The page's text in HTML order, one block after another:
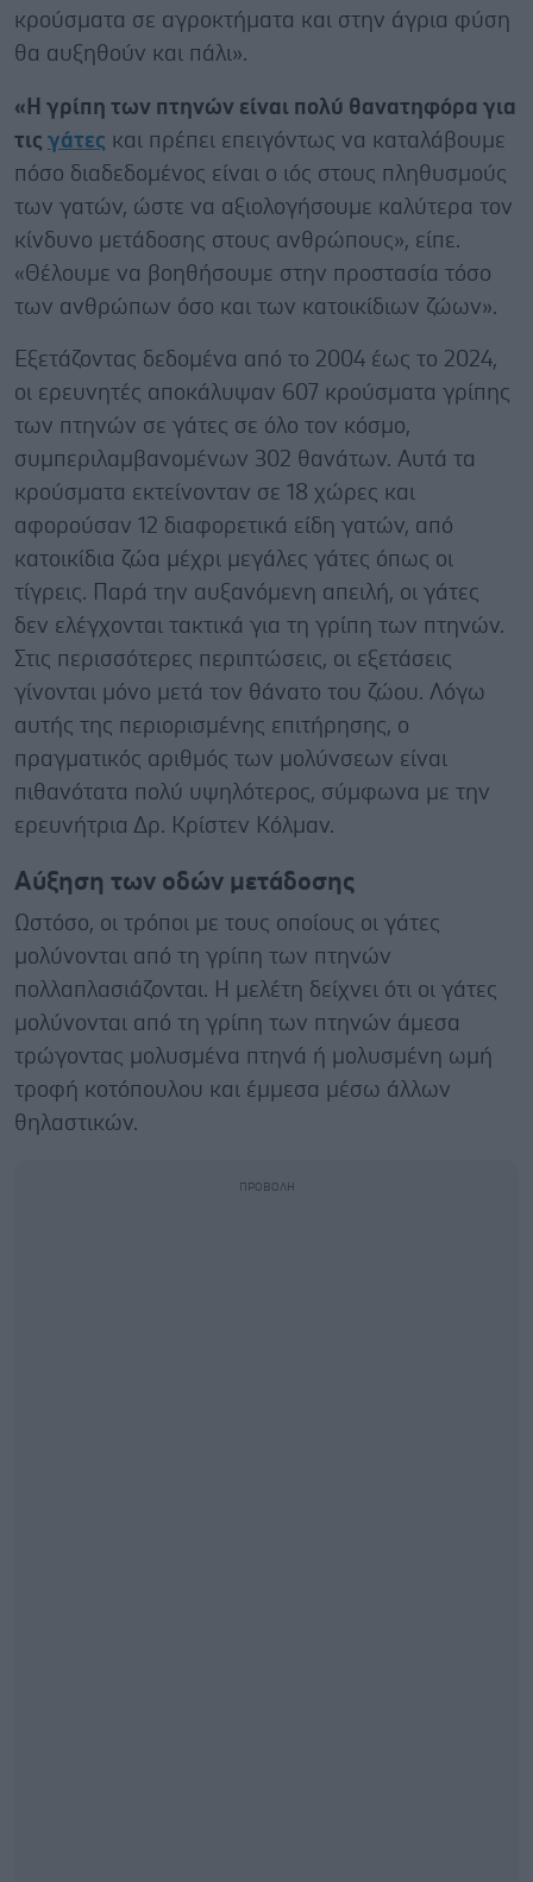
κρούσματα σε αγροκτήματα και στην άγρια ​​φύση
θα αυξηθούν και πάλι».
«Η γρίπη των πτηνών είναι πολύ θανατηφόρα για
τις γάτες και πρέπει επειγόντως να καταλάβουμε
πόσο διαδεδομένος είναι ο ιός στους πληθυσμούς
των γατών, ώστε να αξιολογήσουμε καλύτερα τον
κίνδυνο μετάδοσης στους ανθρώπους», είπε.
«Θέλουμε να βοηθήσουμε στην προστασία τόσο
των ανθρώπων όσο και των κατοικίδιων ζώων».
Εξετάζοντας δεδομένα από το 2004 έως το 2024,
οι ερευνητές αποκάλυψαν 607 κρούσματα γρίπης
των πτηνών σε γάτες σε όλο τον κόσμο,
συμπεριλαμβανομένων 302 θανάτων. Αυτά τα
κρούσματα εκτείνονταν σε 18 χώρες και
αφορούσαν 12 διαφορετικά είδη γατών, από
κατοικίδια ζώα μέχρι μεγάλες γάτες όπως οι
τίγρεις. Παρά την αυξανόμενη απειλή, οι γάτες
δεν ελέγχονται τακτικά για τη γρίπη των πτηνών.
Στις περισσότερες περιπτώσεις, οι εξετάσεις
γίνονται μόνο μετά τον θάνατο του ζώου. Λόγω
αυτής της περιορισμένης επιτήρησης, ο
πραγματικός αριθμός των μολύνσεων είναι
πιθανότατα πολύ υψηλότερος, σύμφωνα με την
ερευνήτρια Δρ. Κρίστεν Κόλμαν.
Αύξηση των οδών μετάδοσης
Ωστόσο, οι τρόποι με τους οποίους οι γάτες
μολύνονται από τη γρίπη των πτηνών
πολλαπλασιάζονται. Η μελέτη δείχνει ότι οι γάτες
μολύνονται από τη γρίπη των πτηνών άμεσα
τρώγοντας μολυσμένα πτηνά ή μολυσμένη ωμή
τροφή κοτόπουλου και έμμεσα μέσω άλλων
θηλαστικών.